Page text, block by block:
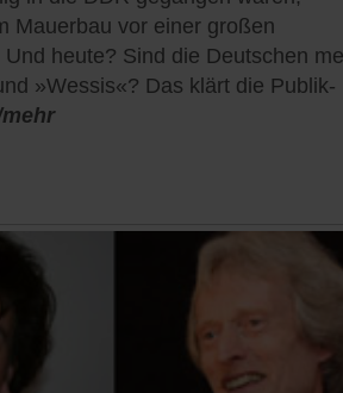
Mauerbau vor einer großen
heute? Sind die Deutschen
»Wessis«? Das klärt die Publik-